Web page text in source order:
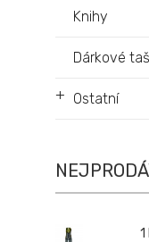
Knihy
Dárkové
+ Ostatní